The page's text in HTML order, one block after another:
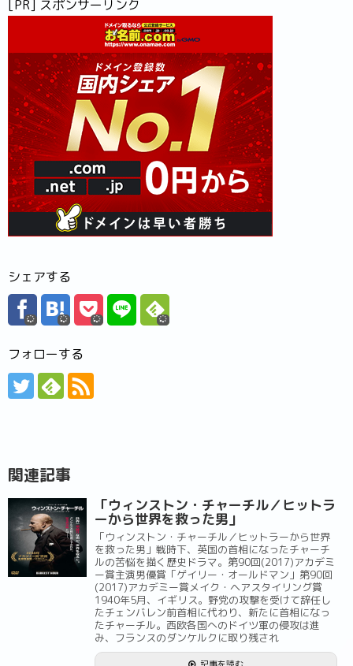
[PR] スポンサーリンク
シェアする
フォローする
関連記事
「ウィンストン・チャーチル／ヒットラ
ーから世界を救った男」
「ウィンストン・チャーチル／ヒットラーから世界
を救った男」戦時下、英国の首相になったチャーチ
ルの苦悩を描く歴史ドラマ。第90回(2017)アカデミ
ー賞主演男優賞「ゲイリー・オールドマン」第90回
(2017)アカデミー賞メイク・ヘアスタイリング賞
1940年5月、イギリス。野党の攻撃を受けて辞任し
たチェンバレン前首相に代わり、新たに首相になっ
たチャーチル。西欧各国へのドイツ軍の侵攻は進
み、フランスのダンケルクに取り残され